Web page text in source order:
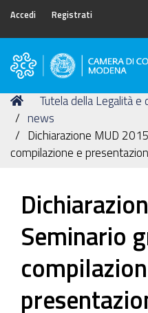
Accedi Registrati
Camera
Commercio
di
Modena
Tu
sei
qui:
Home
Tutela della Legalità e
news
Dichiarazione MUD
compilazione e
Seminario